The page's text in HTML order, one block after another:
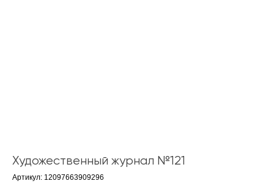
Художественный журнал №121
Артикул: 12097663909296